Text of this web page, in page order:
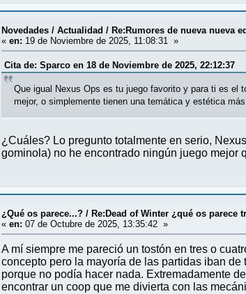
Novedades / Actualidad / Re:Rumores de nueva nueva
«en: 19 de Noviembre de 2025, 11:08:31 »
Cita de: Sparco en 18 de Noviembre de 2025, 22:12:37
Que igual Nexus Ops es tu juego favorito y para ti es el
mejor, o simplemente tienen una temática y estética más
¿Cuáles? Lo pregunto totalmente en serio,
gominola) no he encontrado ningún juego mejor
¿Qué os parece...? / Re:Dead of Winter ¿qué os parece
«en: 07 de Octubre de 2025, 13:35:42 »
A mí siempre me pareció un tostón en tres o
concepto pero la mayoría de las partidas iban
porque no podía hacer nada. Extremadamente
encontrar un coop que me divierta con las